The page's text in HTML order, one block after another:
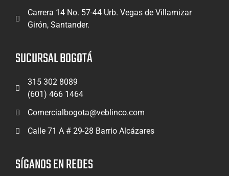
Carrera 14 No. 57-44 Urb. Vegas de Villamizar
Girón, Santander.
SUCURSAL BOGOTÁ
315 302 8089
(601) 466 1464
Comercialbogota@veblinco.com
Calle 71 A # 29-28 Barrio Alcázares
SÍGANOS EN REDES